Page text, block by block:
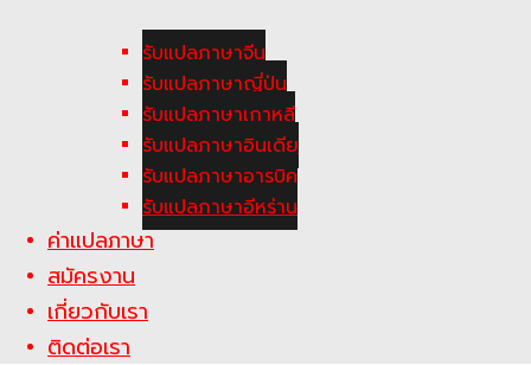
รับแปลภาษาจีน
รับแปลภาษาญี่ปุ่น
รับแปลภาษาเกาหลี
รับแปลภาษาอินเดีย
รับแปลภาษาอารบิค
รับแปลภาษาอีหร่าน
ค่าแปลภาษา
สมัครงาน
เกี่ยวกับเรา
ติดต่อเรา